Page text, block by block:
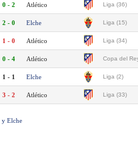
0 - 2 Atlético Liga (36)
2 - 0 Elche Liga (15)
1 - 0 Atlético Liga (34)
0 - 4 Atlético Copa del
1 - 1 Elche Liga (2)
3 - 2 Atlético Liga (33)
y Elche